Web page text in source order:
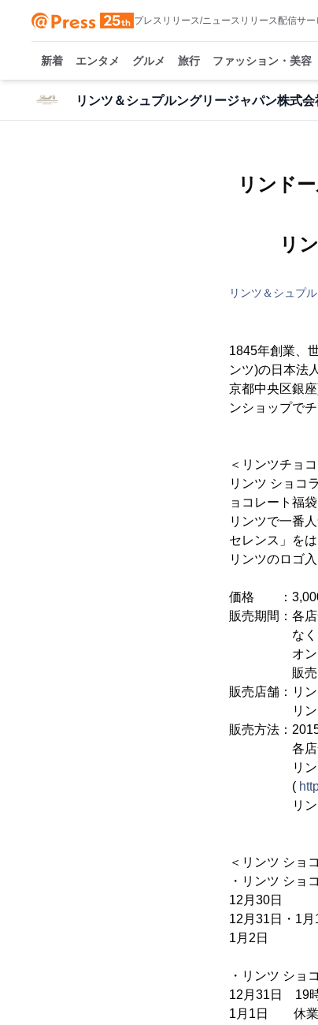
プレスリリース/ニュースリリース配信サ
新着 エンタメ グルメ 旅行 ファッション・美容
リンツ＆シュプルングリージャパン株式会
リンド
リ
リンツ＆シュプ
1845年創業、
ンツ)の日本法
京都中央区銀
ンショップで
＜リンツチョ
リンツ ショコ
ョコレート福
リンツで一番
セレンス」を
リンツのロゴ
価格 ：3,000
販売期間：各
なくなり次
オンライン
販売を開
販売店舗：リ
リンツチョ
販売方法：
各店舗の販
リンツ シ
(
リンツの
＜リンツ ショ
・リンツ ショ
12月30日
12月31日・1
1月2日 11
・リンツ ショ
12月31日 19
1月1日 休業